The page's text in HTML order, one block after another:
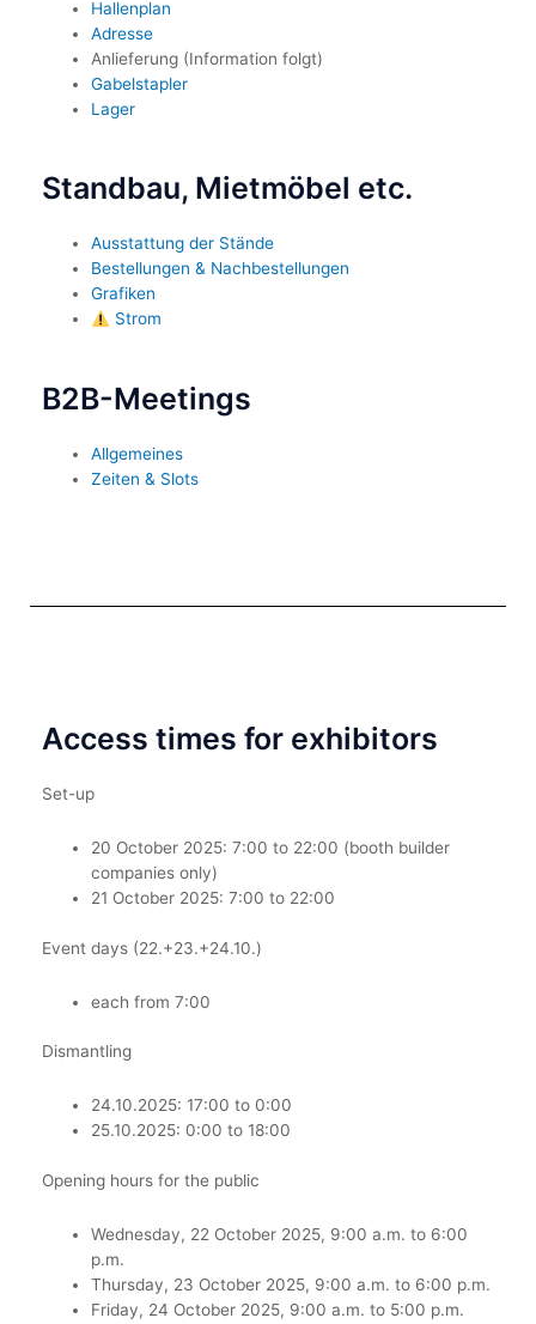
Hallenplan
Adresse
Anlieferung (Information folgt)
Gabelstapler
Lager
Standbau, Mietmöbel etc.
Ausstattung der Stände
Bestellungen & Nachbestellungen
Grafiken
Strom
B2B-Meetings
Allgemeines
Zeiten & Slots
Access times for exhibitors
Set-up
20 October 2025: 7:00 to 22:00 (booth builder
companies only)
21 October 2025: 7:00 to 22:00
Event days (22.+23.+24.10.)
each from 7:00
Dismantling
24.10.2025: 17:00 to 0:00
25.10.2025: 0:00 to 18:00
Opening hours for the public
Wednesday, 22 October 2025, 9:00 a.m. to 6:00
p.m.
Thursday, 23 October 2025, 9:00 a.m. to 6:00 p.m.
Friday, 24 October 2025, 9:00 a.m. to 5:00 p.m.